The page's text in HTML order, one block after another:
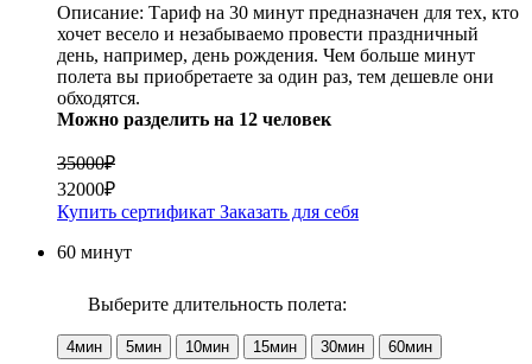
Описание: Тариф на 30 минут предназначен для тех, кто
хочет весело и незабываемо провести праздничный
день, например, день рождения. Чем больше минут
полета вы приобретаете за один раз, тем дешевле они
обходятся.
Можно разделить на 12 человек
35000₽
32000₽
Купить сертификат Заказать для себя
60 минут
Выберите длительность полета:
4мин 5мин 10мин 15мин 30мин 60мин